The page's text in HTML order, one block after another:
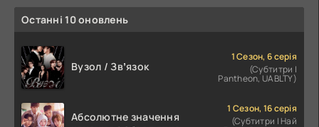
Останні 10 оновлень
Вузол / Звʼязок
1 Сезон, 6 серія
(Субтитри |
Pantheon, UABLTY)
Абсолютне значення
1 Сезон, 16 серія
(Субтитри | Най